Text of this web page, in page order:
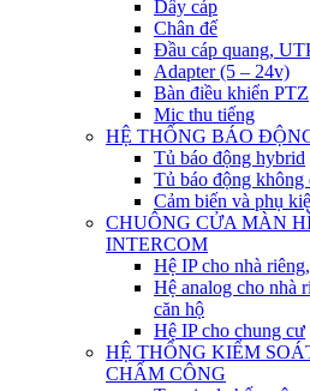
Dây cáp
Chân đế
Đầu cáp quang,
Adapter (5 – 24v)
Bàn điều khiển PTZ
Mic thu tiếng
HỆ THỐNG BÁO
Tủ báo động hybrid
Tủ báo động
Cảm biến và phụ
CHUÔNG CỬA MÀN
INTERCOM
Hệ IP cho nhà
Hệ analog cho nhà
căn hộ
Hệ IP cho chung cư
HỆ THỐNG KIỂM
CHẤM CÔNG